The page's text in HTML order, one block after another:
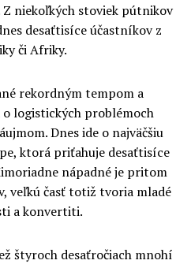
Z niekoľkých stoviek pútnikov
desaťtisíce účastníkov z
či Afriky.
rekordným tempom a
logistických problémoch
Dnes ide o najväčšiu
ktorá priťahuje desaťtisíce
nápadné je pritom
veľkú časť totiž tvoria mladé
a konvertiti.
štyroch desaťročiach mnohí